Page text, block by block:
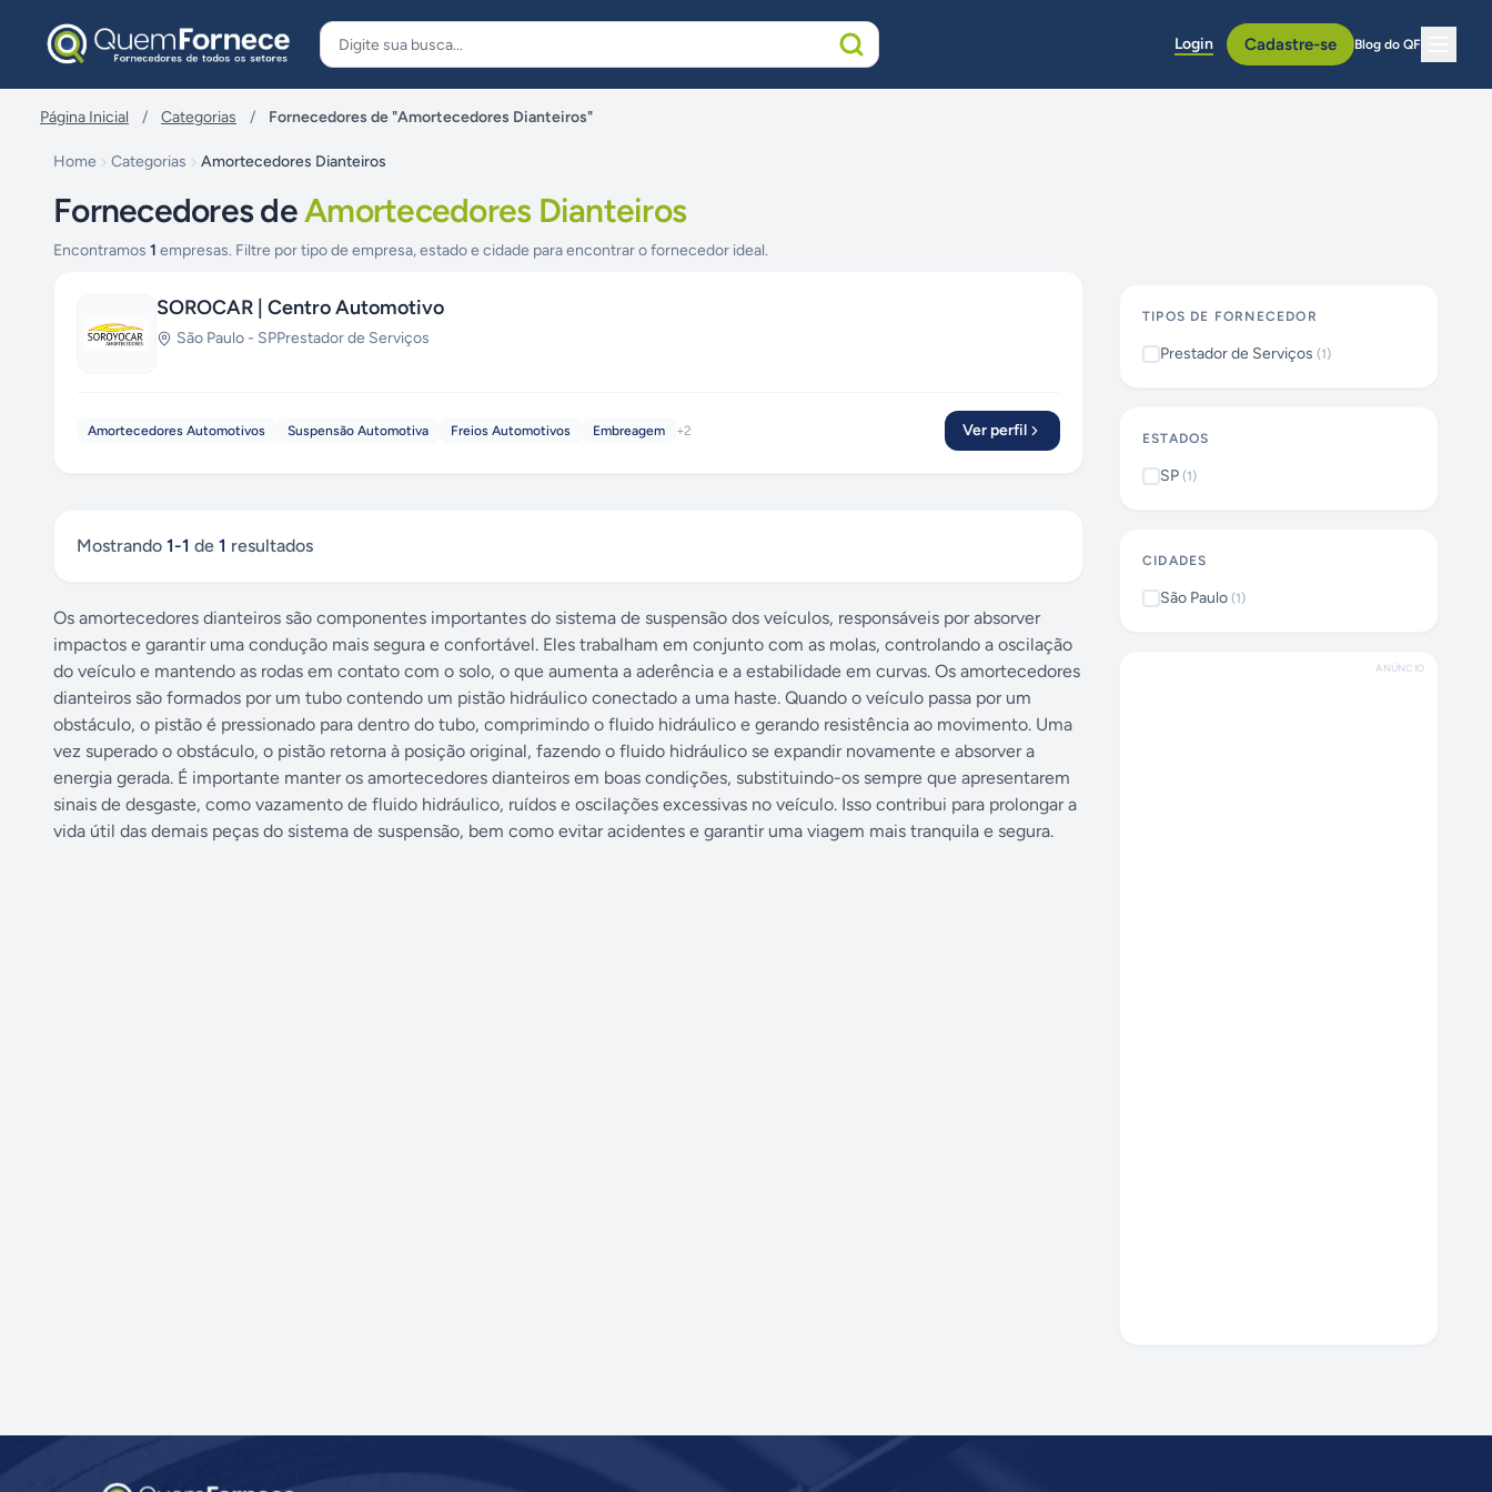
Login Cadastre-se Blog do QF
Página Inicial / Categorias / Fornecedores de "Amortecedores Dianteiros"
Home Categorias Amortecedores Dianteiros
Fornecedores deAmortecedores Dianteiros
Encontramos 1 empresas. Filtre por tipo de empresa, estado e cidade para encontrar o fornecedor ideal.
SOROCAR | Centro Automotivo
São Paulo - SPPrestador de Serviços
Amortecedores Automotivos Suspensão Automotiva Freios Automotivos Embreagem +2 Ver perfil
Mostrando 1-1 de 1 resultados
Os amortecedores dianteiros são componentes importantes do sistema de suspensão dos veículos, responsáveis por absorver
impactos e garantir uma condução mais segura e confortável. Eles trabalham em conjunto com as molas, controlando a oscilação
do veículo e mantendo as rodas em contato com o solo, o que aumenta a aderência e a estabilidade em curvas. Os amortecedores
dianteiros são formados por um tubo contendo um pistão hidráulico conectado a uma haste. Quando o veículo passa por um
obstáculo, o pistão é pressionado para dentro do tubo, comprimindo o fluido hidráulico e gerando resistência ao movimento. Uma
vez superado o obstáculo, o pistão retorna à posição original, fazendo o fluido hidráulico se expandir novamente e absorver a
energia gerada. É importante manter os amortecedores dianteiros em boas condições, substituindo-os sempre que apresentarem
sinais de desgaste, como vazamento de fluido hidráulico, ruídos e oscilações excessivas no veículo. Isso contribui para prolongar a
vida útil das demais peças do sistema de suspensão, bem como evitar acidentes e garantir uma viagem mais tranquila e segura.
TIPOS DE FORNECEDOR
Prestador de Serviços (1)
ESTADOS
SP (1)
CIDADES
São Paulo (1)
ANÚNCIO